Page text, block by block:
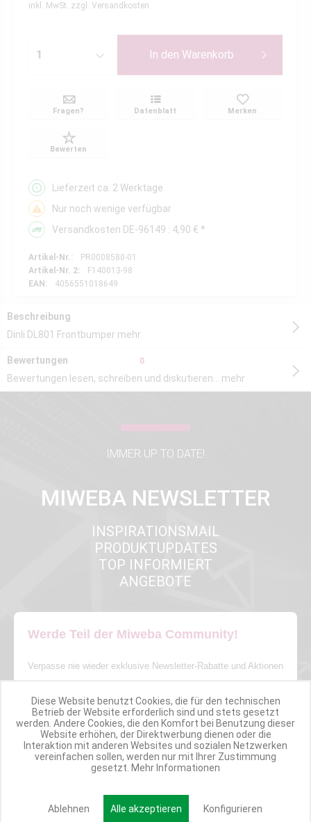
inkl. MwSt. zzgl. Versandkosten
In den Warenkorb
Fragen? Datenblatt Merken
Bewerten
Lieferzeit ca. 2 Werktage
Nur noch wenige verfügbar
Versandkosten DE-96149 : 4,90 € *
Artikel-Nr.:
PR0008580-01
Artikel-Nr. 2:
F140013-98
EAN:
4056551018649
Beschreibung
Dinli DL801 Frontbumper mehr
Bewertungen 0
Bewertungen lesen, schreiben und diskutieren... mehr
IMMER UP TO DATE!
MIWEBA NEWSLETTER
INSPIRATIONSMAIL
PRODUKTUPDATES
TOP INFORMIERT
ANGEBOTE
Werde Teil der Miweba Community!
Verpasse nie wieder exklusive Newsletter-Rabatte und Aktionen
E-MAIL*
Anmelden
Diese Website benutzt Cookies, die für den technischen
Betrieb der Website erforderlich sind und stets gesetzt
werden. Andere Cookies, die den Komfort bei Benutzung dieser
Website erhöhen, der Direktwerbung dienen oder die
Interaktion mit anderen Websites und sozialen Netzwerken
vereinfachen sollen, werden nur mit Ihrer Zustimmung
gesetzt. Mehr Informationen
Ablehnen Alle akzeptieren Konfigurieren